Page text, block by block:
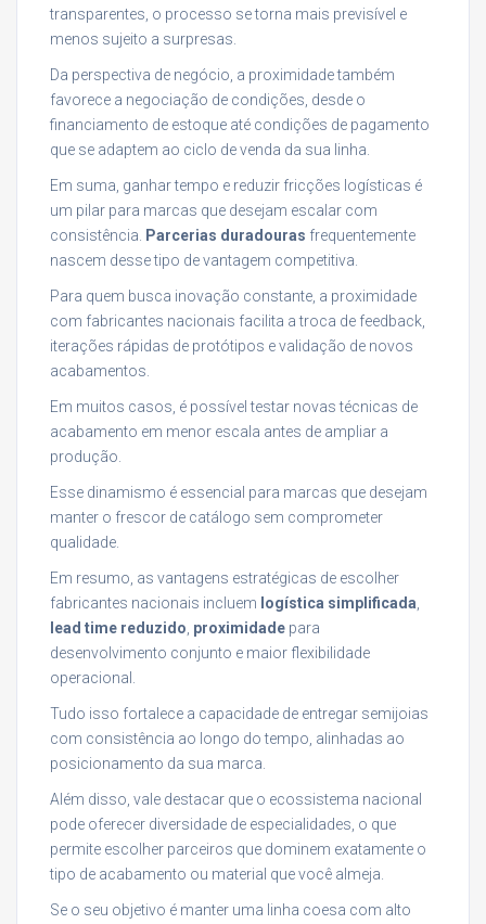
transparentes, o processo se torna mais previsível e
menos sujeito a surpresas.
Da perspectiva de negócio, a proximidade também
favorece a negociação de condições, desde o
financiamento de estoque até condições de pagamento
que se adaptem ao ciclo de venda da sua linha.
Em suma, ganhar tempo e reduzir fricções logísticas é
um pilar para marcas que desejam escalar com
consistência.
Parcerias duradouras frequentemente
nascem desse tipo de vantagem competitiva.
Para quem busca inovação constante, a proximidade
com fabricantes nacionais facilita a troca de feedback,
iterações rápidas de protótipos e validação de novos
acabamentos.
Em muitos casos, é possível testar novas técnicas de
acabamento em menor escala antes de ampliar a
produção.
Esse dinamismo é essencial para marcas que desejam
manter o frescor de catálogo sem comprometer
qualidade.
Em resumo, as vantagens estratégicas de escolher
fabricantes nacionais incluem logística simplificada
lead time reduzido proximidade para
desenvolvimento conjunto e maior flexibilidade
operacional.
Tudo isso fortalece a capacidade de entregar semijoias
com consistência ao longo do tempo, alinhadas ao
posicionamento da sua marca.
Além disso, vale destacar que o ecossistema nacional
pode oferecer diversidade de especialidades, o que
permite escolher parceiros que dominem exatamente o
tipo de acabamento ou material que você almeja.
Se o seu objetivo é manter uma linha coesa com alto